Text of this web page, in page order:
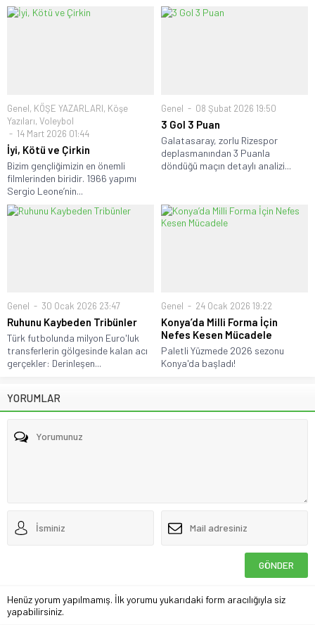
Genel, KÖŞE YAZARLARI, Köşe
Yazıları, Voleybol
14 Mart 2026 01:44
İyi, Kötü ve Çirkin
Bizim gençliğimizin en önemli
filmlerinden biridir. 1966 yapımı
Sergio Leone’nin...
Genel 08 Şubat 2026 19:50
3 Gol 3 Puan
Galatasaray, zorlu Rizespor
deplasmanından 3 Puanla
döndüğü maçın detaylı analizi...
Genel 30 Ocak 2026 23:47
Ruhunu Kaybeden Tribünler
Türk futbolunda milyon Euro'luk
transferlerin gölgesinde kalan acı
gerçekler: Derinleşen...
Genel 24 Ocak 2026 19:22
Konya’da Milli Forma İçin
Nefes Kesen Mücadele
Paletli Yüzmede 2026 sezonu
Konya'da başladı!
YORUMLAR
Henüz yorum yapılmamış. İlk yorumu yukarıdaki form aracılığıyla siz
yapabilirsiniz.